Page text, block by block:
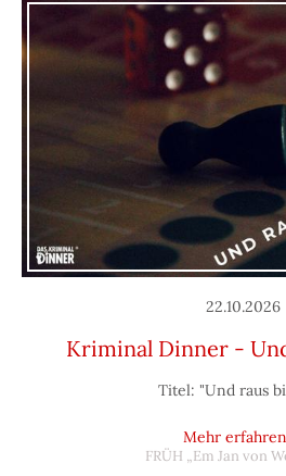
22.10.2026
Kriminal Dinner -
Titel: "Und raus
Mehr erfahren
FRÜH „Em Jan von